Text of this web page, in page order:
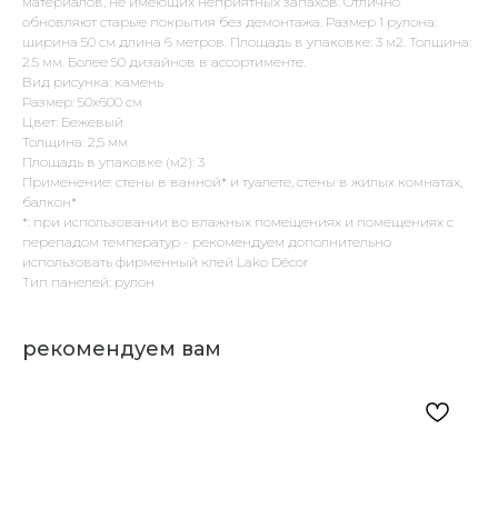
обновляют старые покрытия без демонтажа. Размер 1 рулона:
ширина 50 см длина 6 метров. Площадь в упаковке: 3 м2. Толщина:
2.5 мм. Более 50 дизайнов в ассортименте.
Вид рисунка: камень
Размер: 50х600 см
Цвет: Бежевый
Толщина: 2,5 мм
Площадь в упаковке (м2): 3
Применение: стены в ванной* и туалете, стены в жилых комнатах,
балкон*
*: при использовании во влажных помещениях и помещениях с
перепадом температур - рекомендуем дополнительно
использовать фирменный клей Lako Décor
Тип панелей: рулон
рекомендуем вам